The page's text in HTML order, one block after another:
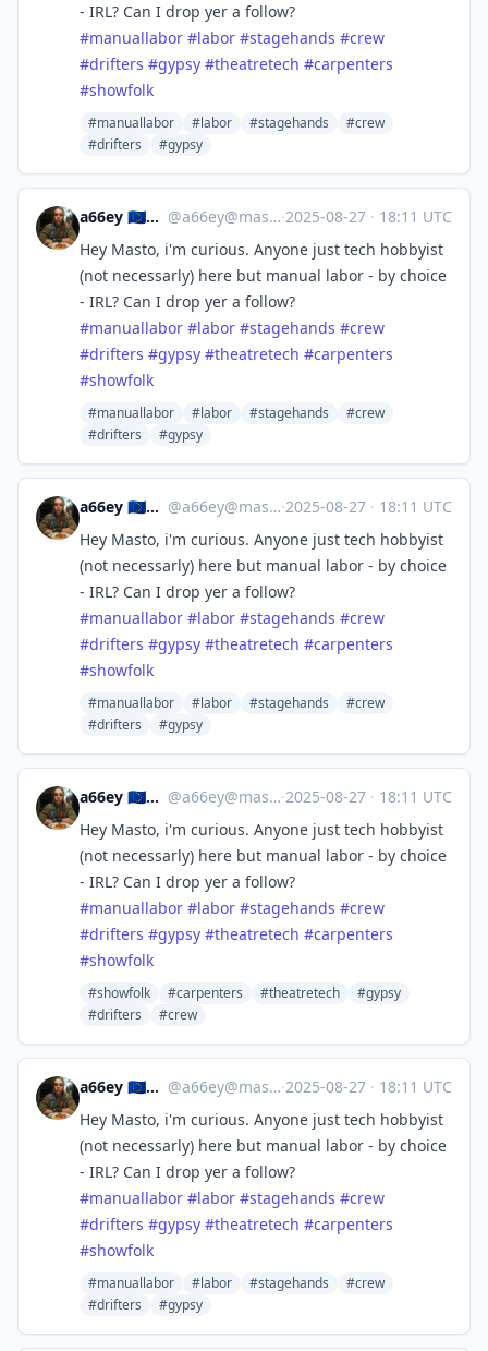
- IRL? Can I drop yer a follow?
#manuallabor #labor #stagehands #crew
#drifters #gypsy #theatretech #carpenters
#showfolk
#manuallabor #labor #stagehands
#crew
#drifters
#gypsy
a66ey 🇪🇺🏳️‍🌈 she/her @a66ey@mastodon.social ·2025-08-27 · 18:11 UTC
Hey Masto, i'm curious. Anyone just tech hobbyist
(not necessarly) here but manual labor - by choice
- IRL? Can I drop yer a follow?
#manuallabor #labor #stagehands #crew
#drifters #gypsy #theatretech #carpenters
#showfolk
#manuallabor #labor #stagehands
#crew
#drifters
#gypsy
a66ey 🇪🇺🏳️‍🌈 she/her @a66ey@mastodon.social ·2025-08-27 · 18:11 UTC
Hey Masto, i'm curious. Anyone just tech hobbyist
(not necessarly) here but manual labor - by choice
- IRL? Can I drop yer a follow?
#manuallabor #labor #stagehands #crew
#drifters #gypsy #theatretech #carpenters
#showfolk
#manuallabor #labor #stagehands
#crew
#drifters
#gypsy
a66ey 🇪🇺🏳️‍🌈 she/her @a66ey@mastodon.social ·2025-08-27 · 18:11 UTC
Hey Masto, i'm curious. Anyone just tech hobbyist
(not necessarly) here but manual labor - by choice
- IRL? Can I drop yer a follow?
#manuallabor #labor #stagehands #crew
#drifters #gypsy #theatretech #carpenters
#showfolk
#showfolk #carpenters #theatretech
#gypsy
#drifters
#crew
a66ey 🇪🇺🏳️‍🌈 she/her @a66ey@mastodon.social ·2025-08-27 · 18:11 UTC
Hey Masto, i'm curious. Anyone just tech hobbyist
(not necessarly) here but manual labor - by choice
- IRL? Can I drop yer a follow?
#manuallabor #labor #stagehands #crew
#drifters #gypsy #theatretech #carpenters
#showfolk
#manuallabor #labor #stagehands
#crew
#drifters
#gypsy